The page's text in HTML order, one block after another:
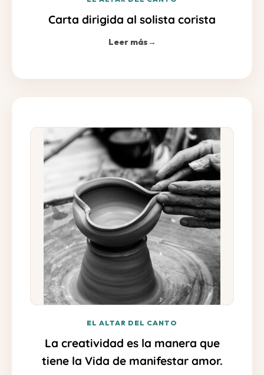
Carta dirigida al solista corista
Leer más→
EL ALTAR DEL CANTO
La creatividad es la manera que
tiene la Vida de manifestar amor.